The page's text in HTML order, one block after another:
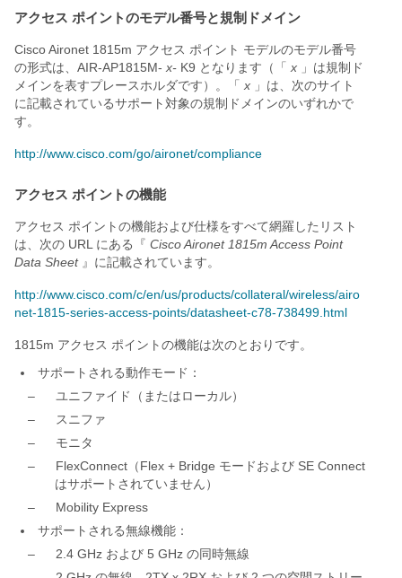
アクセス ポイントのモデル番号と規制ドメイン
Cisco Aironet 1815m アクセス ポイント モデルのモデル番号
の形式は、AIR-AP1815M- x- K9 となります（「 x 」は規制ド
メインを表すプレースホルダです）。「 x 」は、次のサイト
に記載されているサポート対象の規制ドメインのいずれかで
す。
http://www.cisco.com/go/aironet/compliance
アクセス ポイントの機能
アクセス ポイントの機能および仕様をすべて網羅したリスト
は、次の URL にある『 Cisco Aironet 1815m Access Point
Data Sheet』に記載されています。
http://www.cisco.com/c/en/us/products/collateral/wireless/airo
net-1815-series-access-points/datasheet-c78-738499.html
1815m アクセス ポイントの機能は次のとおりです。
サポートされる動作モード：
–
ユニファイド（またはローカル）
–
スニファ
–
モニタ
–
FlexConnect（Flex + Bridge モードおよび SE Connect
はサポートされていません）
–
Mobility Express
サポートされる無線機能：
–
2.4 GHz および 5 GHz の同時無線